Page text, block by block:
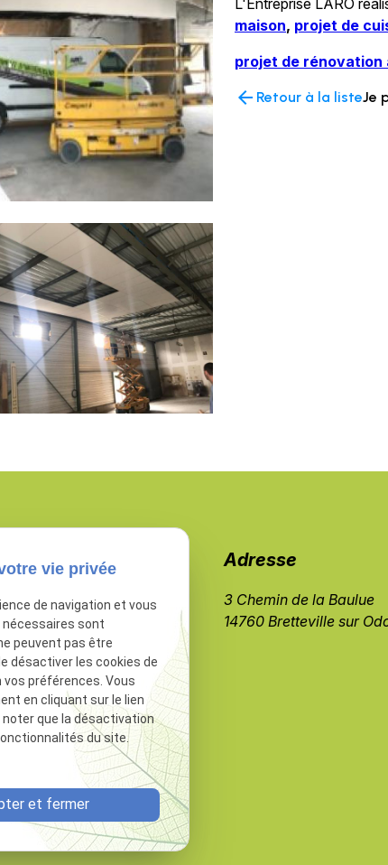
L'Entreprise LARO
maison, projet de
projet de rénovation
arrow_back Retour à la listeJe
Téléphone
02 49 88 23 29
Adresse
3 Chemin de la Baulue
14760 Bretteville sur
vie privée
de navigation et vous
sont
peuvent pas être
désactiver les cookies de
préférences. Vous
en cliquant sur le lien
que la désactivation
du site.
et fermer